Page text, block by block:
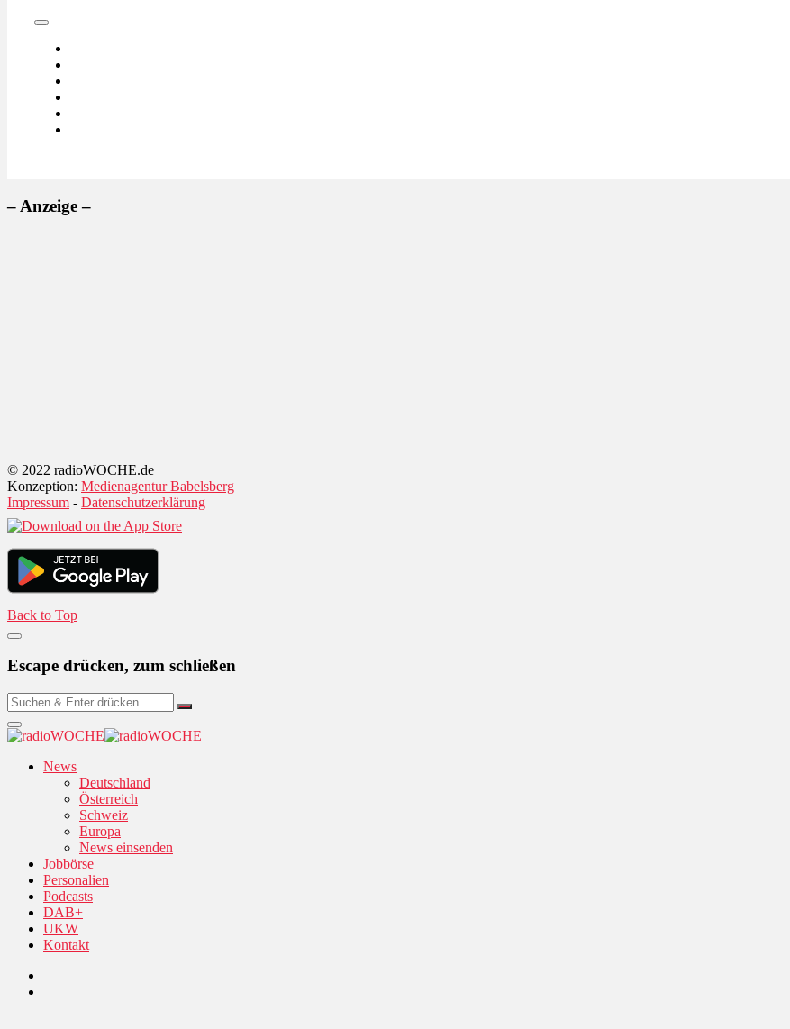
– Anzeige –
© 2022 radioWOCHE.de
Konzeption: Medienagentur Babelsberg
Impressum - Datenschutzerklärung
Back to Top
Escape drücken, zum schließen
News
Deutschland
Österreich
Schweiz
Europa
News einsenden
Jobbörse
Personalien
Podcasts
DAB+
UKW
Kontakt